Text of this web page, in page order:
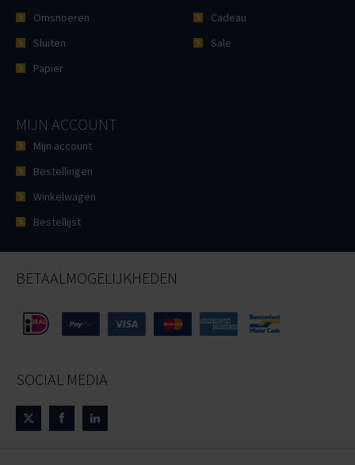
Omsnoeren
Sluiten
Papier
Cadeau
Sale
MIJN ACCOUNT
Mijn account
Bestellingen
Winkelwagen
Bestellijst
BETAALMOGELIJKHEDEN
SOCIAL MEDIA